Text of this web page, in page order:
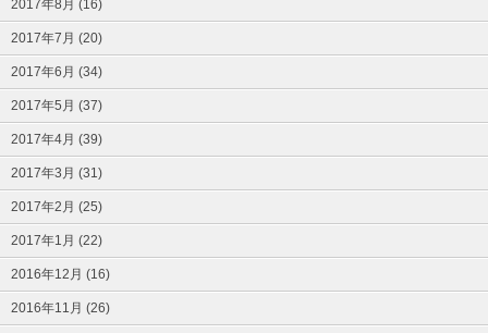
2017年8月 (16)
2017年7月 (20)
2017年6月 (34)
2017年5月 (37)
2017年4月 (39)
2017年3月 (31)
2017年2月 (25)
2017年1月 (22)
2016年12月 (16)
2016年11月 (26)